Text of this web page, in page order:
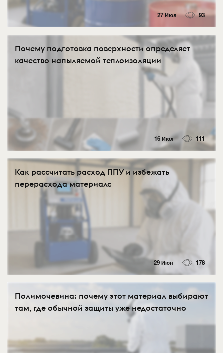
27 Июл 93
Почему подготовка поверхности определяет
качество напыляемой теплоизоляции
16 Июл 111
Как рассчитать расход ППУ и избежать
перерасхода материала
29 Июн 178
Полимочевина: почему этот материал выбирают
там, где обычной защиты уже недостаточно